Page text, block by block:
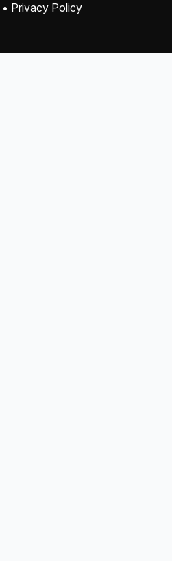
• Privacy Policy